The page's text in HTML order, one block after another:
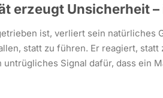
erzeugt Unsicherheit –
ist, verliert sein natürliches
statt zu führen. Er reagiert,
Signal dafür, dass ein